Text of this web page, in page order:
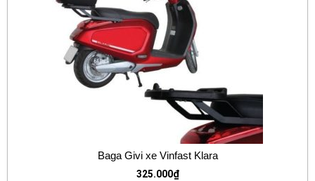
Baga Givi xe Vinfast Klara
325.000₫